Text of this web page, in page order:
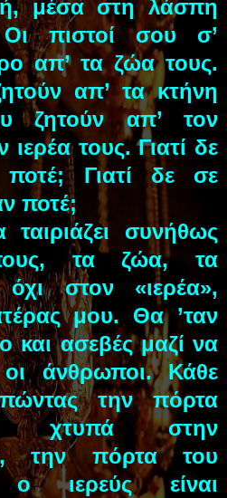
μέσα στη λάσπη
πιστοί σου σ’
απ’ τα ζώα τους.
απ’ τα κτήνη
ζητούν απ’ τον
τους. Γιατί δε
Γιατί δε σε
ποτέ;
συνήθως
τα ζώα, τα
στον «ιερέα»,
μου. Θα ’ταν
και ασεβές μαζί να
άνθρωποι. Κάθε
την πόρτα
χτυπά στην
την πόρτα του
ιερεύς είναι